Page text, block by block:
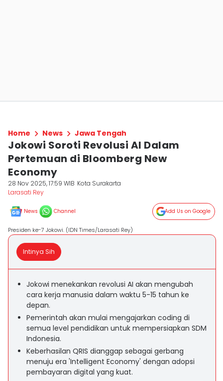
Home News Jawa Tengah
Jokowi Soroti Revolusi AI Dalam
Pertemuan di Bloomberg New
Economy
28 Nov 2025, 17:59 WIB Kota Surakarta
Larasati Rey
News Channel Add Us on Google
Presiden ke-7 Jokowi. (IDN Times/Larasati Rey)
Intinya Sih
Jokowi menekankan revolusi AI akan mengubah
cara kerja manusia dalam waktu 5-15 tahun ke
depan.
Pemerintah akan mulai mengajarkan coding di
semua level pendidikan untuk mempersiapkan SDM
Indonesia.
Keberhasilan QRIS dianggap sebagai gerbang
menuju era 'Intelligent Economy' dengan adopsi
pembayaran digital yang kuat.